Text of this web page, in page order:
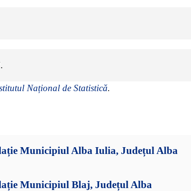
.
Național de Statistică.
Municipiul Alba Iulia, Județul Alba
Municipiul Blaj, Județul Alba